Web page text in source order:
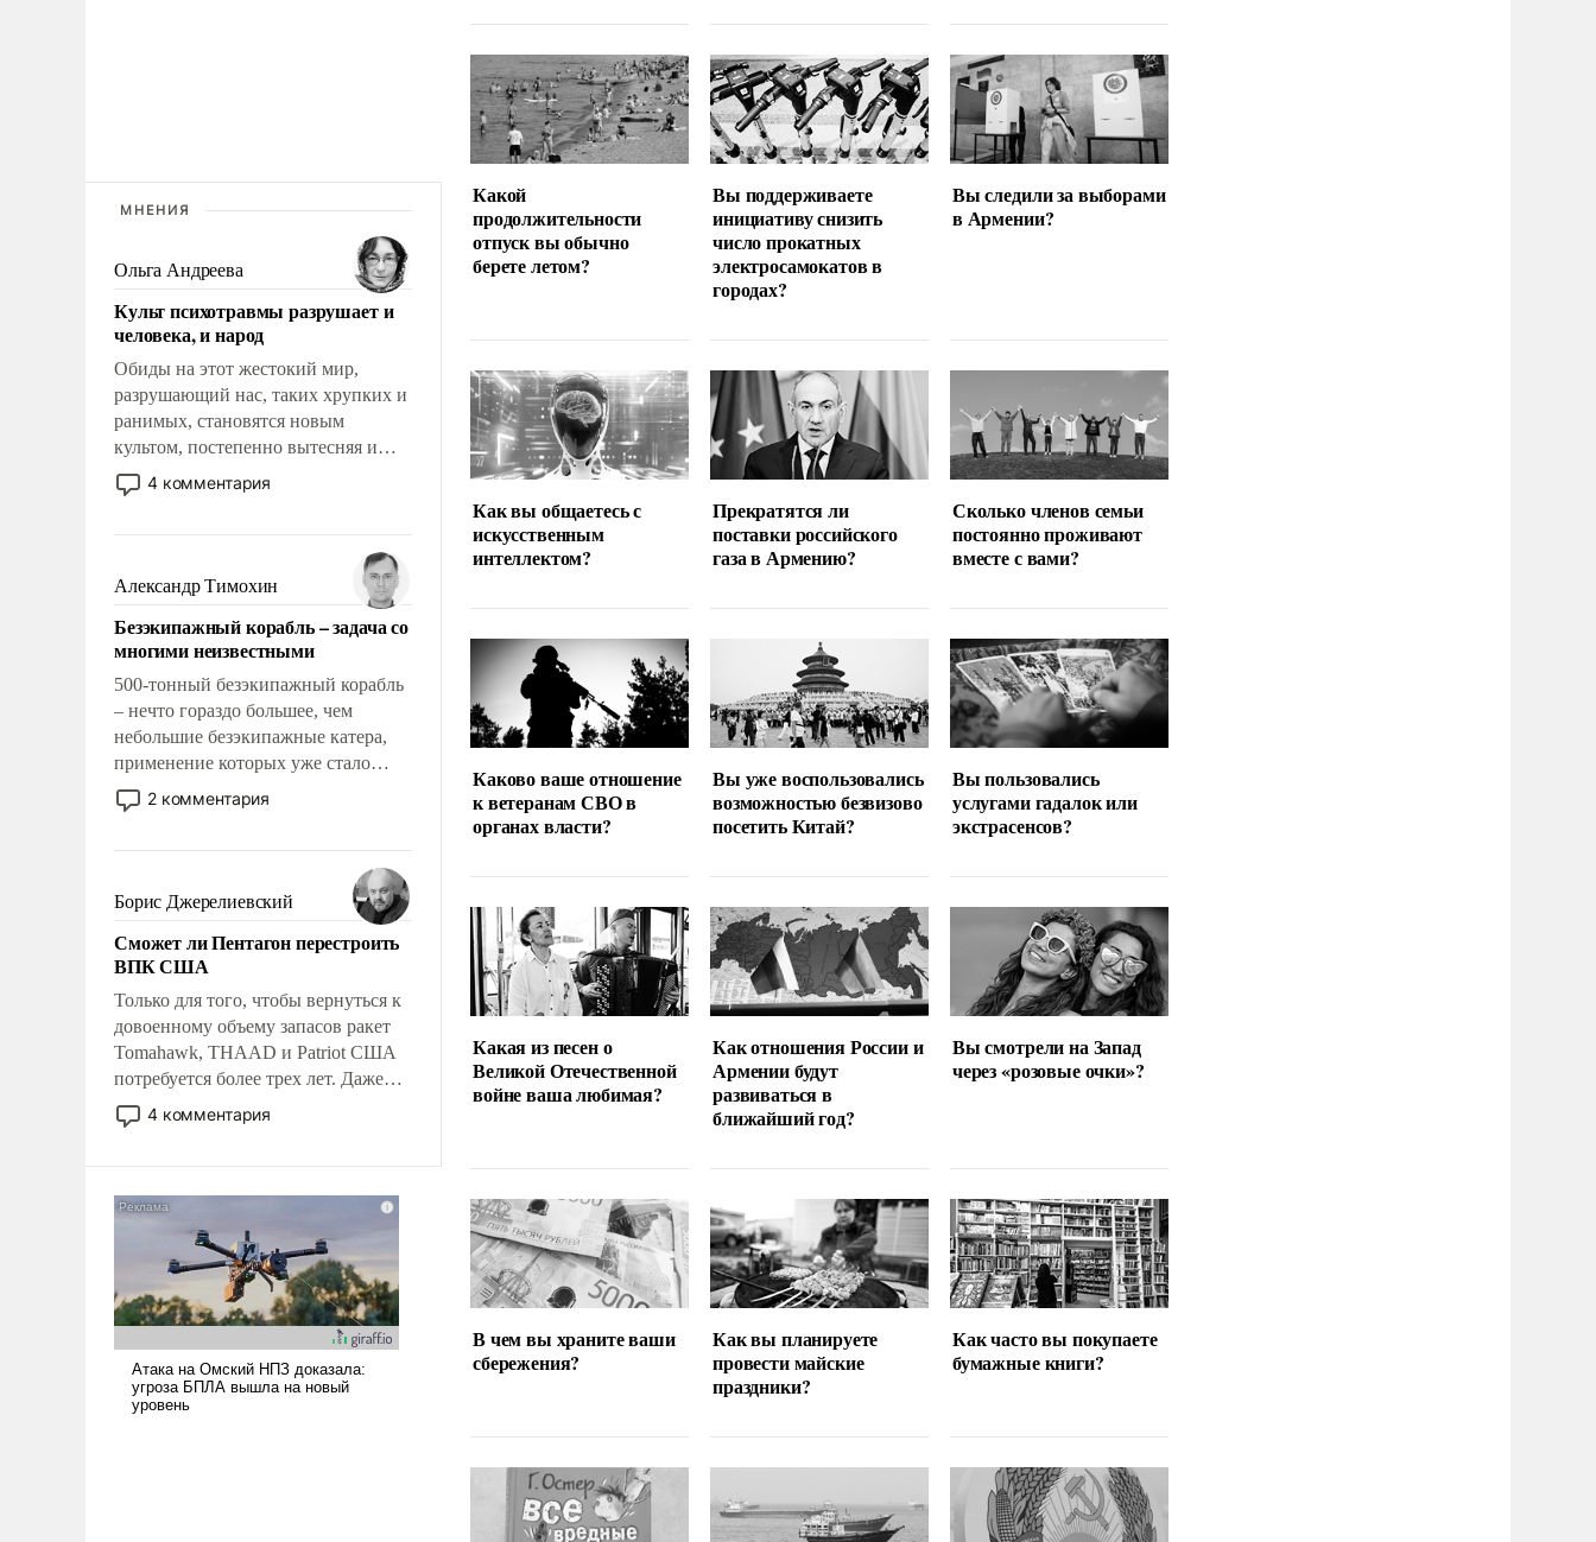
МНЕНИЯ
Ольга Андреева
Культ психотравмы разрушает и
человека, и народ
Обиды на этот жестокий мир,
разрушающий нас, таких хрупких и
ранимых, становятся новым
культом, постепенно вытесняя и
отменяя традиционное требование к
человеку – быть мужественным и
на себя ответственность, помогать
слабым, идти вперед и
адаптироваться.
4 комментария
Александр Тимохин
Безэкипажный корабль – задача со
многими неизвестными
500-тонный безэкипажный корабль
– нечто гораздо большее, чем
небольшие безэкипажные катера,
применение которых уже стало
обыденностью. Задача по созданию
такого корабля очень сложна и
реализация радикально поднимет
наши боевые возможности.
2 комментария
Борис Джерелиевский
Сможет ли Пентагон перестроить
ВПК США
Только для того, чтобы вернуться к
довоенному объему запасов ракет
Tomahawk, THAAD и Patriot США
потребуется более трех лет. Даже
небольшая война с Ираном
опустошила американские
уязвимости США, например, перед
4 комментария
Какой
продолжительности
отпуск вы обычно
берете летом?
Вы поддерживаете
инициативу снизить
число прокатных
электросамокатов в
городах?
Вы следили за выборами
в Армении?
Как вы общаетесь с
искусственным
интеллектом?
Прекратятся ли
поставки российского
газа в Армению?
Сколько членов семьи
постоянно проживают
вместе с вами?
Каково ваше отношение
к ветеранам СВО в
органах власти?
Вы уже воспользовались
возможностью безвизово
посетить Китай?
Вы пользовались
услугами гадалок или
экстрасенсов?
Какая из песен о
Великой Отечественной
войне ваша любимая?
Как отношения России и
Армении будут
развиваться в
ближайший год?
Вы смотрели на Запад
через «розовые очки»?
В чем вы храните ваши
сбережения?
Как вы планируете
провести майские
праздники?
Как часто вы покупаете
бумажные книги?